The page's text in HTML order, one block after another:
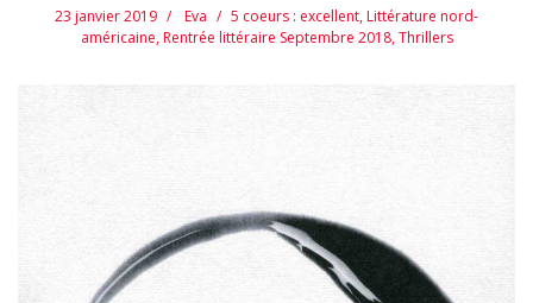
23 janvier 2019 Eva 5 coeurs : excellent,Littérature nord-
américaine,Rentrée littéraire Septembre 2018,Thrillers